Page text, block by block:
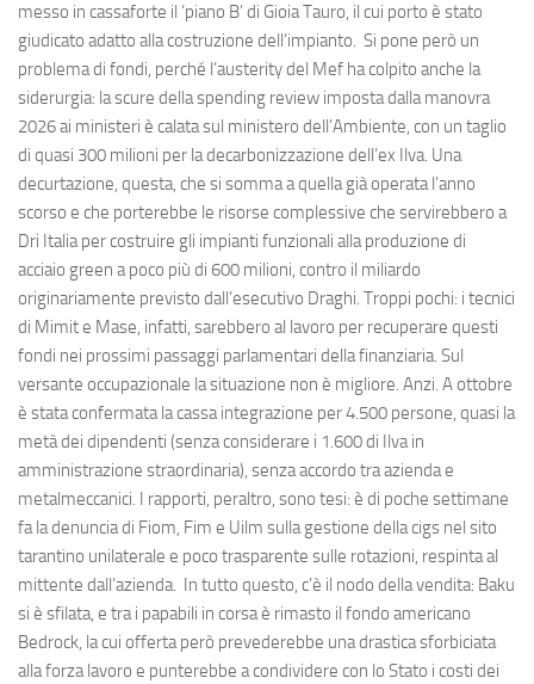
messo in cassaforte il ‘piano B’ di Gioia Tauro, il cui porto è stato
giudicato adatto alla costruzione dell’impianto. Si pone però un
problema di fondi, perché l’austerity del Mef ha colpito anche la
siderurgia: la scure della spending review imposta dalla manovra
2026 ai ministeri è calata sul ministero dell’Ambiente, con un taglio
di quasi 300 milioni per la decarbonizzazione dell’ex Ilva. Una
decurtazione, questa, che si somma a quella già operata l’anno
scorso e che porterebbe le risorse complessive che servirebbero a
Dri Italia per costruire gli impianti funzionali alla produzione di
acciaio green a poco più di 600 milioni, contro il miliardo
originariamente previsto dall’esecutivo Draghi. Troppi pochi: i tecnici
di Mimit e Mase, infatti, sarebbero al lavoro per recuperare questi
fondi nei prossimi passaggi parlamentari della finanziaria. Sul
versante occupazionale la situazione non è migliore. Anzi. A ottobre
è stata confermata la cassa integrazione per 4.500 persone, quasi la
metà dei dipendenti (senza considerare i 1.600 di Ilva in
amministrazione straordinaria), senza accordo tra azienda e
metalmeccanici. I rapporti, peraltro, sono tesi: è di poche settimane
fa la denuncia di Fiom, Fim e Uilm sulla gestione della cigs nel sito
tarantino unilaterale e poco trasparente sulle rotazioni, respinta al
mittente dall’azienda. In tutto questo, c’è il nodo della vendita: Baku
si è sfilata, e tra i papabili in corsa è rimasto il fondo americano
Bedrock, la cui offerta però prevederebbe una drastica sforbiciata
alla forza lavoro e punterebbe a condividere con lo Stato i costi dei